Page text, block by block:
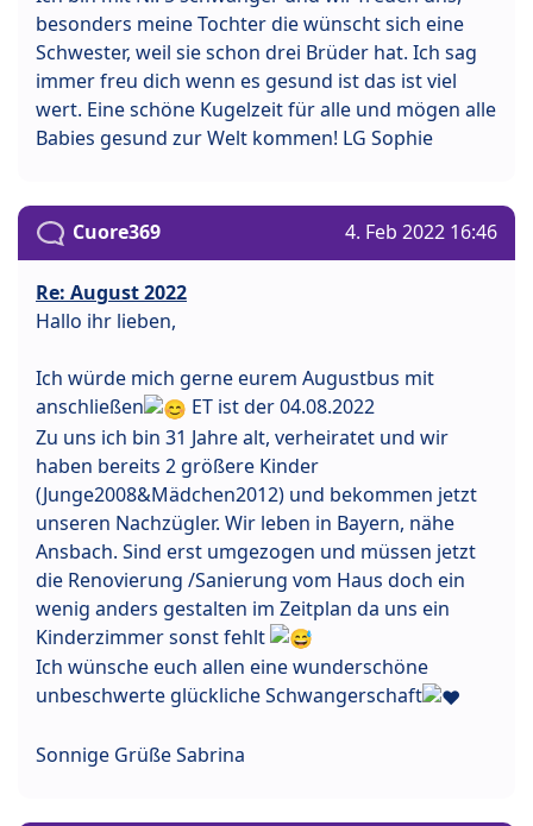
besonders meine Tochter die wünscht sich eine
Schwester, weil sie schon drei Brüder hat. Ich sag
immer freu dich wenn es gesund ist das ist viel
wert. Eine schöne Kugelzeit für alle und mögen alle
Babies gesund zur Welt kommen! LG Sophie
Cuore369 4. Feb 2022 16:46
Re: August 2022
Hallo ihr lieben,
Ich würde mich gerne eurem Augustbus mit
anschließen
ET ist der 04.08.2022
Zu uns ich bin 31 Jahre alt, verheiratet und wir
haben bereits 2 größere Kinder
(Junge2008&Mädchen2012) und bekommen jetzt
unseren Nachzügler. Wir leben in Bayern, nähe
Ansbach. Sind erst umgezogen und müssen jetzt
die Renovierung /Sanierung vom Haus doch ein
wenig anders gestalten im Zeitplan da uns ein
Kinderzimmer sonst fehlt
Ich wünsche euch allen eine wunderschöne
unbeschwerte glückliche Schwangerschaft
Sonnige Grüße Sabrina